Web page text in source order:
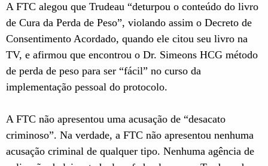
A FTC alegou que Trudeau “deturpou o conteúdo do livro
de Cura da Perda de Peso”, violando assim o Decreto de
Consentimento Acordado, quando ele citou seu livro na
TV, e afirmou que encontrou o Dr. Simeons HCG método
de perda de peso para ser “fácil” no curso da
implementação pessoal do protocolo.
A FTC não apresentou uma acusação de “desacato
criminoso”. Na verdade, a FTC não apresentou nenhuma
acusação criminal de qualquer tipo. Nenhuma agência de